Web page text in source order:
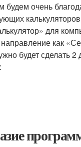
очень
для
как
будет сделать 2